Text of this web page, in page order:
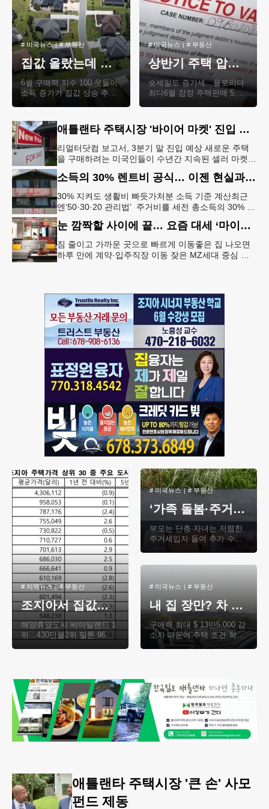
# 미국뉴스 #부동산
집값 올랐는데 집 사기 쉬워졌다?… 소득이 집값 추월
6월 구매력 지수 100 웃돌아
소득 증가가 집값 상승 추
있음에도 불구하..
#미국뉴스 # 부동산
상반기 주택 압류 21% 급증… 2019년 이후 최고
숏세일도 증가세…플로리다
최다6월 잠정 주택판매 5.4%
류가 지난해보다..
애틀랜타 주택시장 '바이어 마켓' 진입 임박
리얼터닷컴 보고서, 3분기 말 진입 예상 새로운 주택
을 구매하려는 미국인들이 수년간 지속된 셀러 마켓
에게 유리하게 돌아서는 주
소득의 30% 렌트비 공식… 이젠 현실과 맞지 않는다
30% 지켜도 생활비 빠듯가처분 소득 기준 계산최근
엔‘50·30·20 관리법’ 주거비를 세전 총소득의 30% 이
당할 수 있다는
눈 깜짝할 사이에 끝… 요즘 대세 ‘마이크로 이사’
짐 줄이고 가까운 곳으로 빠르게 이동좋은 집 나오면
하루 만에 계약·입주직장 이동 잦은 MZ세대 중심 확
# 지역뉴스 # 부동산
조지아서 집값이 가장 비싼 도시는?
해양휴양도시 씨아일랜드 1
위…430만불2위 밀톤 96만
#미국뉴스 #부동산
‘가족 돌봄·주거 문제’ 해결책 뒷마당에… ADU 규제 잇달아 완화
부모는 단층·자녀는 저렴한
주거세입자 들여 추가 수입
# 미국뉴스 # 부동산
내 집 장만? 차 할부금부터 줄여라… 내 집 마련 최대 장벽
구매력 최대 $ 13만5,000 감
소차 때문에‘주택 조건·학군
포기’‘ 보험료·휘발유·수리
애틀랜타 주택시장 '큰 손' 사모
펀드 제동